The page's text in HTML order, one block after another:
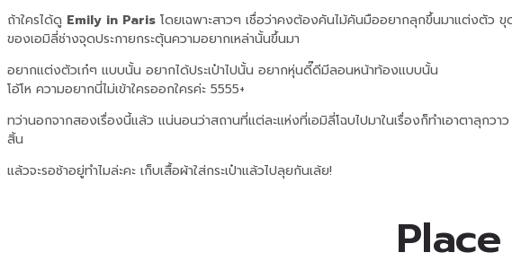
ถ้าใครได้ดู Emily in Paris โดยเฉพาะสาวๆ เชื่อว่าคงต้องคันไม้คันมืออยากลุกขึ้นมาแต่งตัว ขุ
ของเอมิลี่ช่างจุดประกายกระตุ้นความอยากเหล่านั้นขึ้นมา
อยากแต่งตัวเก๋ๆ แบบนั้น อยากได้ประเป๋าไปนั้น อยากหุ่นดี๊ดีมีลอนหน้าท้องแบบนั้น
โอ้โห ความอยากนี่ไม่เข้าใครออกใครค่ะ 5555+
ทว่านอกจากสองเรื่องนี้แล้ว แน่นอนว่าสถานที่แต่ละแห่งที่เอมิลี่โฉบไปมาในเรื่องก็ทำเอาตาลุก
สิ้น
แล้วจะรอช้าอยู่ทำไมล่ะคะ เก็บเสื้อผ้าใส่กระเป๋าแล้วไปลุยกันเล้ย!